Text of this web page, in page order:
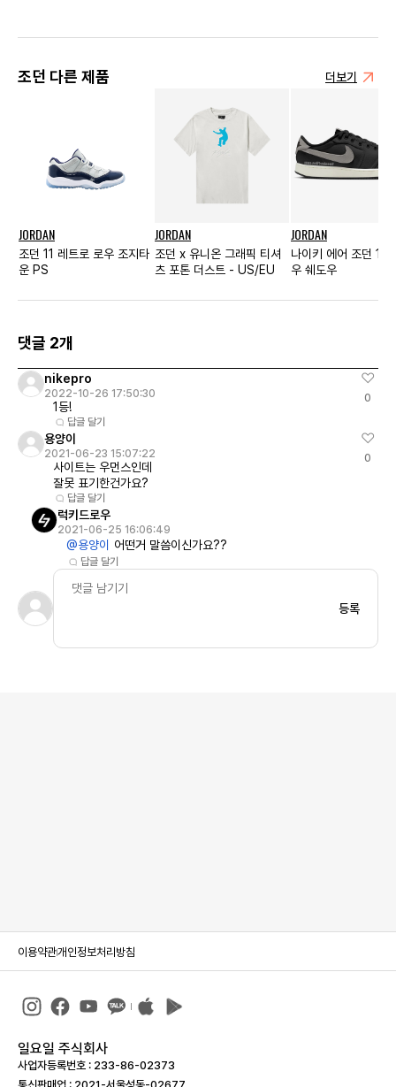
조던 다른 제품 더보기
JORDAN
조던 11 레트로 로우 조지타
운 PS
JORDAN
조던 x 유니온 그래픽 티셔
츠 포톤 더스트 - US/EU
JORDAN
나이키 에어 조던 1
우 쉐도우
댓글 2개
nikepro
2022-10-26 17:50:30
1등!
답글 달기
0
용양이
2021-06-23 15:07:22
사이트는 우먼스인데
잘못 표기한건가요?
답글 달기
0
럭키드로우
2021-06-25 16:06:49
@용양이 어떤거 말씀이신가요??
답글 달기
등록
이용약관개인정보처리방침
일요일 주식회사
사업자등록번호 : 233-86-023­73